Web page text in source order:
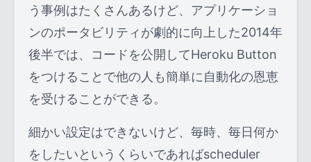
う事例はたくさんあるけど、アプリケーショ
ンのポータビリティが劇的に向上した2014年
後半では、コードを公開してHeroku Button
をつけることで他の人も簡単に自動化の恩恵
を受けることができる。
細かい設定はできないけど、毎時、毎日何か
をしたいというくらいであればscheduler